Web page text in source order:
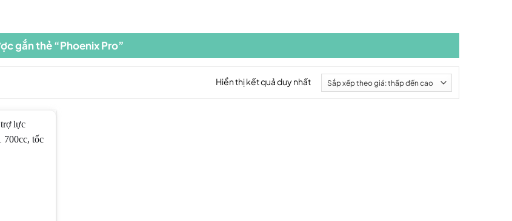
gắn thẻ “Phoenix Pro”
Hiển thị kết quả duy nhất